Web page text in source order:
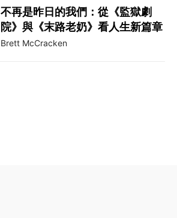
不再是昨日的我們：從《監獄劇
院》與《末路老奶》看人生新篇章
Brett McCracken